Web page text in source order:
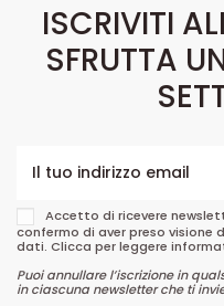
ISCRIVITI
SFRUTTA
Accetto di ricevere
confermo di aver preso visione
dati. Clicca per leggere
Puoi annullare l’iscrizione in
in ciascuna newsletter che ti